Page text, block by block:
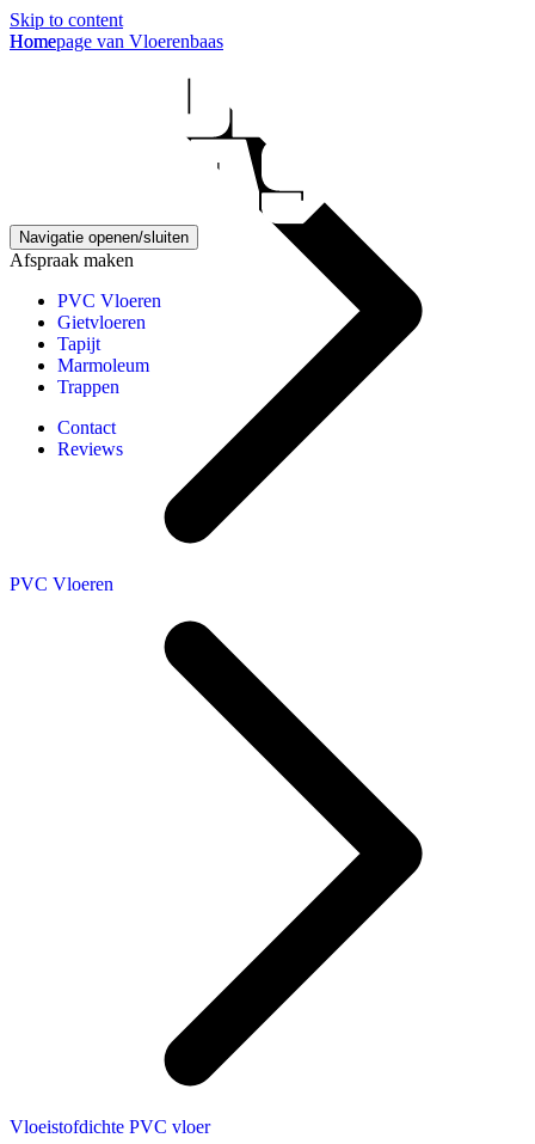
Skip to content
Homepage van Vloerenbaas
Navigatie openen/sluiten
Afspraak maken
PVC Vloeren
Gietvloeren
Tapijt
Marmoleum
Trappen
Contact
Reviews
Home
PVC Vloeren
Vloeistofdichte PVC vloer